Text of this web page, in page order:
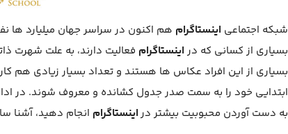
شبکه اجتماعی اینستاگرام هم اکنون در سراسر جهان میلیارد ها
بسیاری از کسانی که در اینستاگرام فعالیت دارند، به علت شهرت
بسیاری از این افراد عکاس ها هستند و تعداد بسیار زیادی هم
به دست آوردن محبوبیت بیشتر دراینستاگرام انجام دهید، آشنا